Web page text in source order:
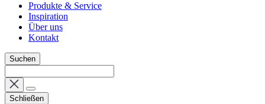
Produkte & Service
Inspiration
Über uns
Kontakt
Suchen
Schließen